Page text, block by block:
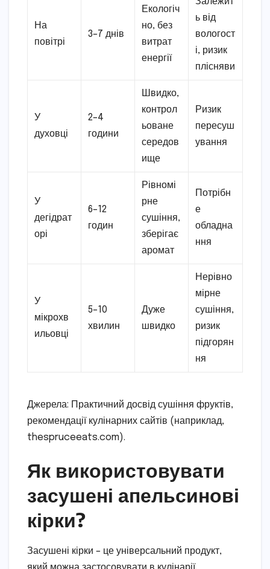
На
повітрі
3–7 днів
Екологіч
но, без
витрат
енергії
ь від
вологост
і, ризик
плісняви
У
духовці
2–4
години
Швидко,
контрол
ьоване
середов
ище
Ризик
пересуш
ування
У
дегідрат
орі
6–12
годин
Рівномі
рне
сушіння,
зберігає
аромат
Потрібн
е
обладна
ння
У
мікрохв
ильовці
5–10
хвилин
Дуже
швидко
Нерівно
мірне
сушіння,
ризик
підгорян
ня
Джерела: Практичний досвід сушіння фруктів,
рекомендації кулінарних сайтів (наприклад,
thespruceeats.com).
Як використовувати
засушені апельсинові
кірки?
Засушені кірки – це універсальний продукт,